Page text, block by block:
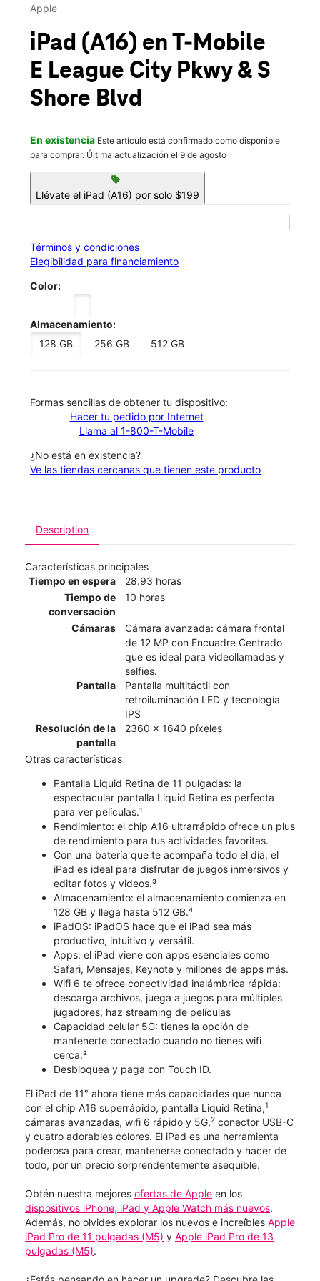
Sáb.:
2575 E League City Pkwy #150 League City, TX 77573
Apple
iPad (A16) en T-Mobile
E League City Pkwy & S
Shore Blvd
En existencia Este artículo está confirmado como disponible
para comprar. Última actualización el 9 de agosto
sell
Llévate el iPad (A16) por solo $199
Términos y condiciones
Elegibilidad para financiamiento
Color:
Almacenamiento:
128 GB
256 GB 512 GB
​​​​​​​Formas sencillas de obtener tu dispositivo:
Hacer tu pedido por Internet
Llama al 1-800-T-Mobile
¿No está en existencia?
Ve las tiendas cercanas que tienen este producto
Description
Características principales
Tiempo en espera
28.93 horas
Tiempo de
conversación
10 horas
Cámaras
Cámara avanzada: cámara frontal
de 12 MP con Encuadre Centrado
que es ideal para videollamadas y
selfies.
Pantalla
Pantalla multitáctil con
retroiluminación LED y tecnología
IPS
Resolución de la
pantalla
2360 x 1640 píxeles
Otras características
Pantalla Liquid Retina de 11 pulgadas: la
espectacular pantalla Liquid Retina es perfecta
para ver películas.¹
Rendimiento: el chip A16 ultrarrápido ofrece un plus
de rendimiento para tus actividades favoritas.
Con una batería que te acompaña todo el día, el
iPad es ideal para disfrutar de juegos inmersivos y
editar fotos y videos.³
Almacenamiento: el almacenamiento comienza en
128 GB y llega hasta 512 GB.⁴
iPadOS: iPadOS hace que el iPad sea más
productivo, intuitivo y versátil.
Apps: el iPad viene con apps esenciales como
Safari, Mensajes, Keynote y millones de apps más.
Wifi 6 te ofrece conectividad inalámbrica rápida:
descarga archivos, juega a juegos para múltiples
jugadores, haz streaming de películas
Capacidad celular 5G: tienes la opción de
mantenerte conectado cuando no tienes wifi
cerca.²
Desbloquea y paga con Touch ID.
El iPad de 11" ahora tiene más capacidades que nunca
con el chip A16 superrápido, pantalla Liquid Retina,1
cámaras avanzadas, wifi 6 rápido y 5G,2 conector USB-C
y cuatro adorables colores. El iPad es una herramienta
poderosa para crear, mantenerse conectado y hacer de
todo, por un precio sorprendentemente asequible.
Obtén nuestra mejores ofertas de Apple en los
dispositivos iPhone, iPad y Apple Watch más nuevos.
Además, no olvides explorar los nuevos e increíbles Apple
iPad Pro de 11 pulgadas (M5) y Apple iPad Pro de 13
pulgadas (M5).